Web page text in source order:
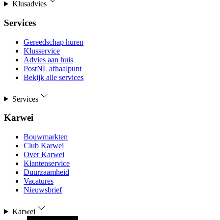
Klusadvies
Services
Gereedschap huren
Klusservice
Advies aan huis
PostNL afhaalpunt
Bekijk alle services
Services
Karwei
Bouwmarkten
Club Karwei
Over Karwei
Klantenservice
Duurzaamheid
Vacatures
Nieuwsbrief
Karwei